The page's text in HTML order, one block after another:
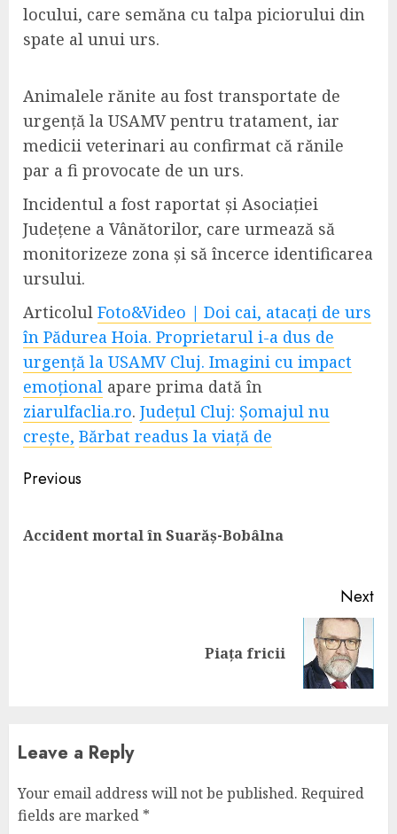
locului, care semăna cu talpa piciorului din
spate al unui urs.
Animalele rănite au fost transportate de
urgență la USAMV pentru tratament, iar
medicii veterinari au confirmat că rănile
par a fi provocate de un urs.
Incidentul a fost raportat și Asociației
Județene a Vânătorilor, care urmează să
monitorizeze zona și să încerce identificarea
ursului.
Articolul Foto&Video | Doi cai, atacați de urs
în Pădurea Hoia. Proprietarul i-a dus de
urgență la USAMV Cluj. Imagini cu impact
emoțional apare prima dată în
ziarulfaclia.ro. Județul Cluj: Șomajul nu
crește, Bărbat readus la viață de
Continue
Previous
Accident mortal în Suarăș-Bobâlna
Next
Piața fricii
Leave a Reply
Your email address will not be published. Required
fields are marked *